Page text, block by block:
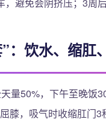
：饮水、缩肛
量50%，下午至晚饭
膝，吸气时收缩肛门